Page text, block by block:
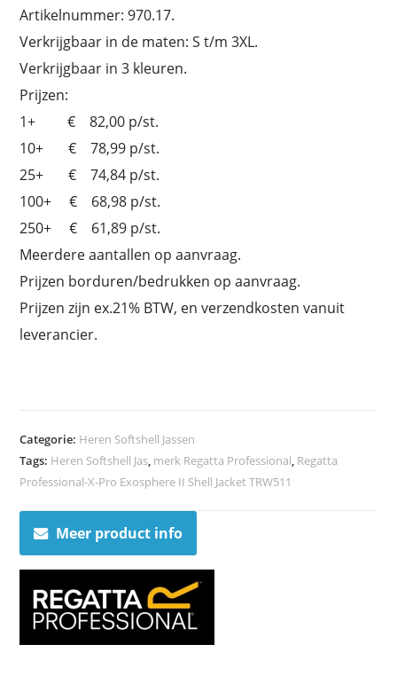
Artikelnummer: 970.17.
Verkrijgbaar in de maten: S t/m 3XL.
Verkrijgbaar in 3 kleuren.
Prijzen:
1+ € 82,00 p/st.
10+ € 78,99 p/st.
25+ € 74,84 p/st.
100+ € 68,98 p/st.
250+ € 61,89 p/st.
Meerdere aantallen op aanvraag.
Prijzen borduren/bedrukken op aanvraag.
Prijzen zijn ex.21% BTW, en verzendkosten vanuit
leverancier.
Categorie: Heren Softshell Jassen
Tags: Heren Softshell Jas, merk Regatta Professional, Regatta
Professional-X-Pro Exosphere II Shell Jacket TRW511
Meer product info